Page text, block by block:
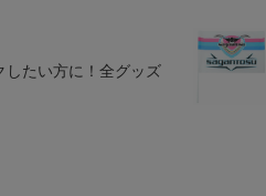
したい方に！全グッズ